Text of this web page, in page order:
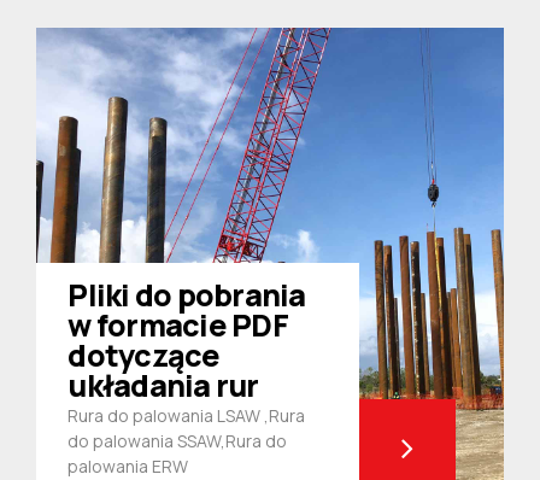
Pliki do pobrania
w formacie PDF
dotyczące
układania rur
Rura do palowania LSAW ,Rura
do palowania SSAW,Rura do
palowania ERW